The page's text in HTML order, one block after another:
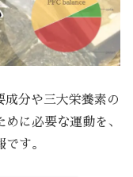
成分や三大栄養素の
に必要な運動を、
す。